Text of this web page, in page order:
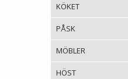
KÖKET
PÅSK
MÖBLER
HÖST